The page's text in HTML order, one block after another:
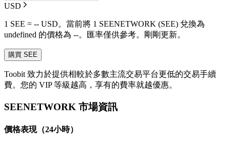
USD
1 SEE = -- USD。當前將 1 SEENETWORK (SEE) 兌換為
undefined 的價格為 --。匯率僅供參考。剛剛更新。
購買 SEE
Toobit 致力於提供相較於多數主流交易平台更低的交易手續
費。您的 VIP 等級越高，享有的費率就越優惠。
SEENETWORK 市場資訊
價格表現（24小時）